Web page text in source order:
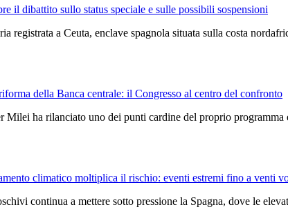
il dibattito sullo status speciale e sulle possibili sospensioni
registrata a Ceuta, enclave spagnola situata sulla costa
della Banca centrale: il Congresso al centro del confronto
Milei ha rilanciato uno dei punti cardine del proprio
climatico moltiplica il rischio: eventi estremi fino a venti
continua a mettere sotto pressione la Spagna, dove le